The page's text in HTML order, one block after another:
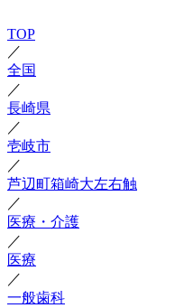
TOP
／
全国
／
長崎県
／
壱岐市
／
芦辺町箱崎大左右触
／
医療・介護
／
医療
／
一般歯科